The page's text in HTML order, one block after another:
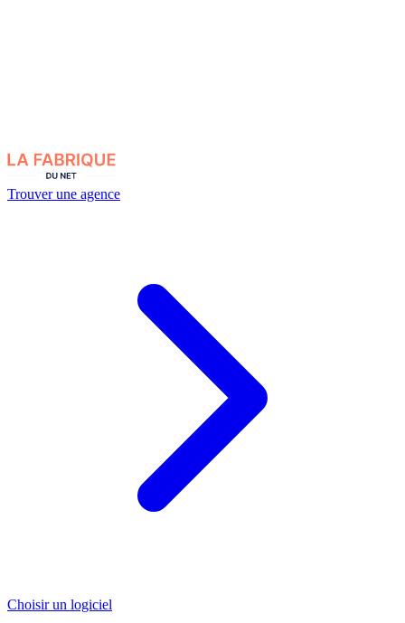
Trouver une agence
Choisir un logiciel